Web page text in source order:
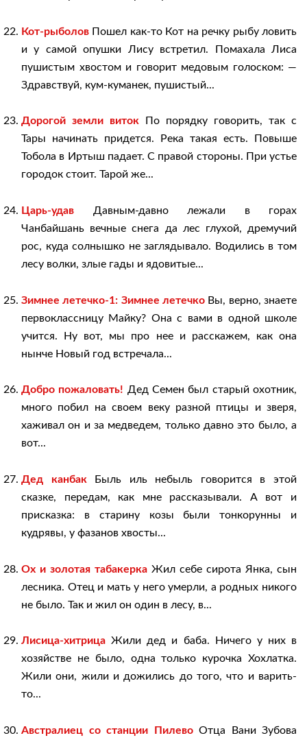
Кот-рыболов Пошел как-то Кот на речку рыбу ловить
и у самой опушки Лису встретил. Помахала Лиса
пушистым хвостом и говорит медо­вым голоском: —
Здравствуй, кум-куманек, пушистый...
Дорогой земли виток По порядку говорить, так с
Тары начинать придется. Река такая есть. Повыше
Тобола в Иртыш падает. С правой стороны. При устье
городок стоит. Тарой же...
Царь-удав Давным-давно лежали в горах
Чанбайшань вечные снега да лес глухой, дремучий
рос, куда солнышко не заглядывало. Водились в том
лесу волки, злые гады и ядовитые...
Зимнее летечко-1: Зимнее летечко Вы, верно, знаете
первоклассницу Майку? Она с вами в одной школе
учится. Ну вот, мы про нее и расскажем, как она
нынче Новый год встречала...
Добро пожаловать! Дед Семен был старый охотник,
много побил на своем веку разной птицы и зверя,
хаживал он и за медведем, только давно это было, а
вот...
Дед канбак Быль иль небыль говорится в этой
сказке, передам, как мне рассказывали. А вот и
присказка: в старину козы были тонкорунны и
кудрявы, у фазанов хвосты...
Ох и золотая табакерка Жил себе сирота Янка, сын
лесника. Отец и мать у него умерли, а родных никого
не было. Так и жил он один в лесу, в...
Лисица-хитрица Жили дед и баба. Ничего у них в
хозяйстве не было, одна только курочка Хохлатка.
Жили они, жили и дожились до того, что и варить-
то...
Австралиец со станции ПилевоОтца Вани Зубова